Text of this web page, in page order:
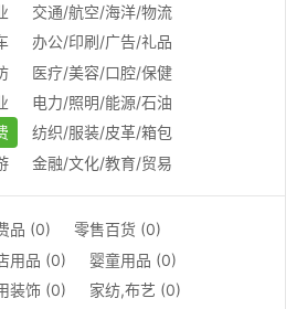
交通/航空/海洋/物流
办公/印刷/广告/礼品
医疗/美容/口腔/保健
电力/照明/能源/石油
纺织/服装/皮革/箱包
金融/文化/教育/贸易
品 (0)
零售百货 (0)
用品 (0)
婴童用品 (0)
装饰 (0)
家纺,布艺 (0)